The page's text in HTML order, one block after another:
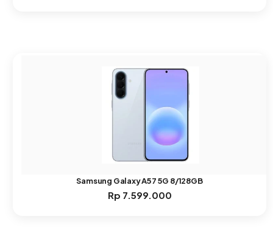
Samsung Galaxy A57 5G 8/128GB
Rp 7.599.000